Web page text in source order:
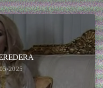
2025